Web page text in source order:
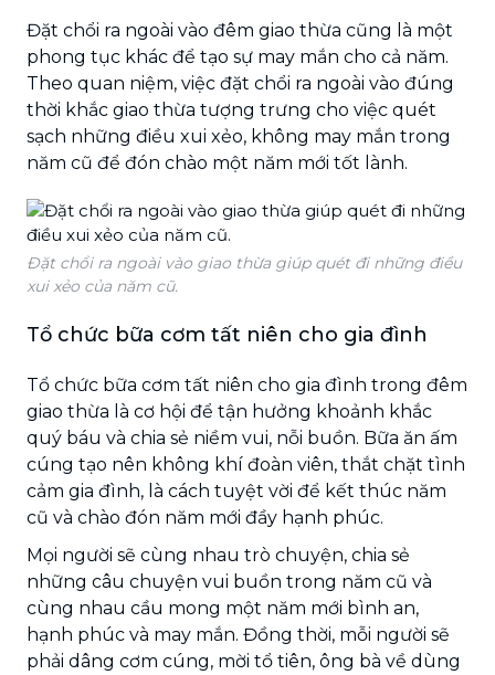
Đặt chổi ra ngoài vào đêm giao thừa cũng là một
phong tục khác để tạo sự may mắn cho cả năm.
Theo quan niệm, việc đặt chổi ra ngoài vào đúng
thời khắc giao thừa tượng trưng cho việc quét
sạch những điều xui xẻo, không may mắn trong
năm cũ để đón chào một năm mới tốt lành.
Đặt chổi ra ngoài vào giao thừa giúp quét đi những điều
xui xẻo của năm cũ.
Tổ chức bữa cơm tất niên cho gia đình
Tổ chức bữa cơm tất niên cho gia đình trong đêm
giao thừa là cơ hội để tận hưởng khoảnh khắc
quý báu và chia sẻ niềm vui, nỗi buồn. Bữa ăn ấm
cúng tạo nên không khí đoàn viên, thắt chặt tình
cảm gia đình, là cách tuyệt vời để kết thúc năm
cũ và chào đón năm mới đầy hạnh phúc.
Mọi người sẽ cùng nhau trò chuyện, chia sẻ
những câu chuyện vui buồn trong năm cũ và
cùng nhau cầu mong một năm mới bình an,
hạnh phúc và may mắn. Đồng thời, mỗi người sẽ
phải dâng cơm cúng, mời tổ tiên, ông bà về dùng